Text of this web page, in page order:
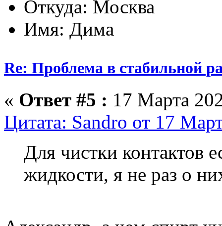
Откуда: Москва
Имя: Дима
Re: Проблема в стабильной
« Ответ #5 : 17 Марта
Цитата: Sandro от 17
Для чистки контактов
жидкости, я не раз о